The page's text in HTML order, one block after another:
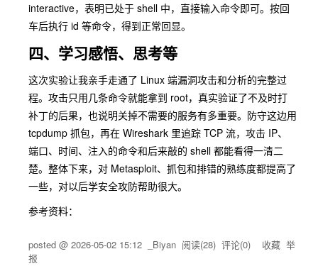
interactive，表明已处于 shell 中，直接输入命令即可。按回
车后执行 id 等命令，得到正常回显。
四、学习感悟、思考等
这次实验让我亲手走通了 Linux 端漏洞攻击和分析的完整过
程。攻击只用几条命令就能拿到 root，真实验证了不及时打
补丁的后果，也说明关掉不需要的服务有多重要。防守这边用
tcpdump 抓包，再在 Wireshark 里追踪 TCP 流，攻击 IP、
端口、时间、注入的命令和后来敲的 shell 都能看得一清二
楚。整体下来，对 Metasploit、抓包和排错的熟练度都提高了
一些，对以后学安全攻防帮助很大。
参考资料：
posted @ 2026-05-02 15:12 _Biyan 阅读(28) 评论(0) 收藏 举
报